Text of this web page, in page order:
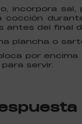
incorpora sal,
cocción
antes del final
plancha o
por
servir.